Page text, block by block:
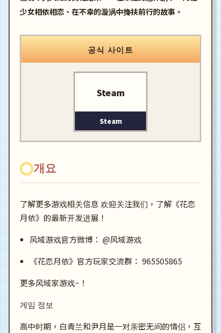
少女相依相恋、在不幸的漩涡中搀扶前行的故事。
공식 사이트
Steam
Steam
개요
了解更多游戏相关信息 欢迎关注我们，了解《花恋
月依》的最新开发进展！
风域游戏官方微博： @风域游戏
《花恋月依》官方玩家交流群： 965505865
更多风域家游戏~！
게임 정보
高中时期，白青兰和尹月是一对亲密无间的情侣，互